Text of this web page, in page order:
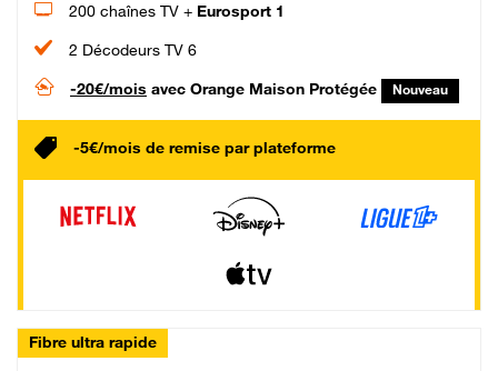
200 chaînes TV + Eurosport 1
2 Décodeurs TV 6
-20€/mois avec Orange Maison Protégée Nouveau
-5€/mois de remise par plateforme
Fibre ultra rapide